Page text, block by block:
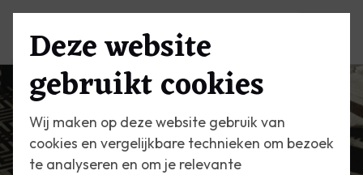
Deze website
gebruikt cookies
Wij maken op deze website gebruik van
cookies en vergelijkbare technieken om bezoek
te analyseren en om je relevante